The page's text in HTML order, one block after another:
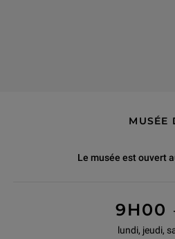
MUSÉE
Le musée est ouvert
9H00
lundi, jeudi,